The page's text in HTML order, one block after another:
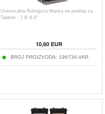
Univerzalna Rotirajuća Maska na preklop za
Tablete - 7.9"-8.4"
10,60EUR
BROJ PROIZVODA: 196734-VAR